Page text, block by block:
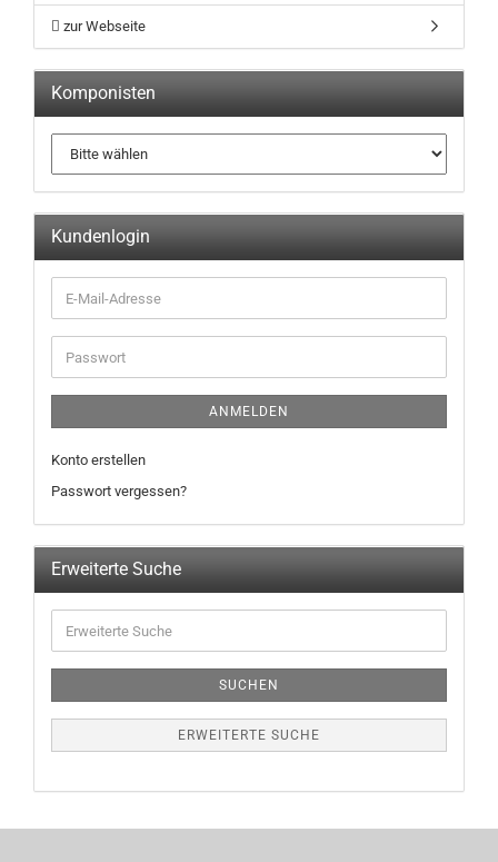
zur Webseite
Komponisten
Kundenlogin
ANMELDEN
Konto erstellen
Passwort vergessen?
Erweiterte Suche
SUCHEN
ERWEITERTE SUCHE